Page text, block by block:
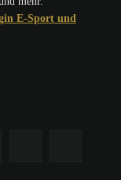
E-Sport und